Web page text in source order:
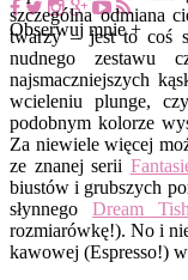
Obserwuj mnie +
szczególna odmiana
twarzy – jest to coś
nudnego zestawu
najsmaczniejszych
wcieleniu plunge,
podobnym kolorze
Za niewiele więcej
ze znanej serii
biustów i grubszych
słynnegoDream
rozmiarówkę!). No i
kawowej (Espresso!)